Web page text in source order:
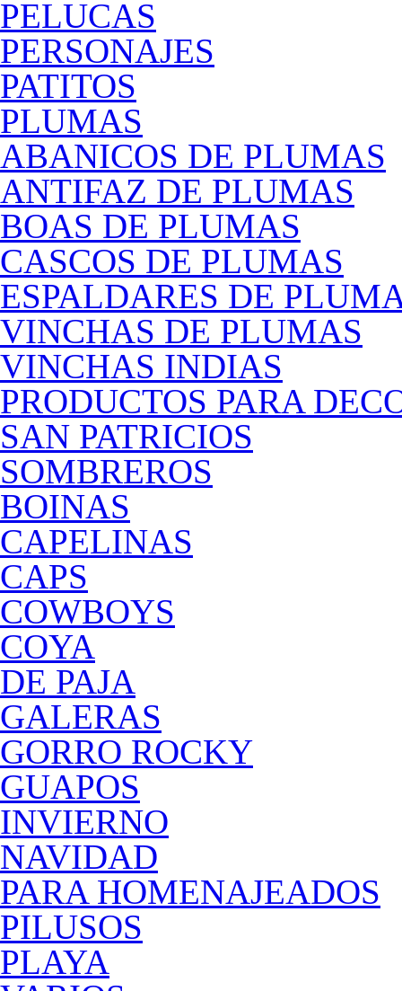
PELUCAS
PERSONAJES
PATITOS
PLUMAS
ABANICOS DE PLUMAS
ANTIFAZ DE PLUMAS
BOAS DE PLUMAS
CASCOS DE PLUMAS
ESPALDARES DE
VINCHAS DE PLUMAS
VINCHAS INDIAS
PRODUCTOS PARA
SAN PATRICIOS
SOMBREROS
BOINAS
CAPELINAS
CAPS
COWBOYS
COYA
DE PAJA
GALERAS
GORRO ROCKY
GUAPOS
INVIERNO
NAVIDAD
PARA HOMENAJEADOS
PILUSOS
PLAYA